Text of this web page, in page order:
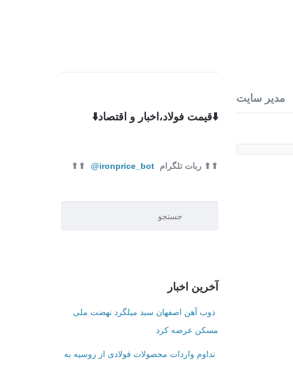
مدیر سایت
⬇️قیمت فولاد،اخبار و اقتصاد⬇️
⬆⬆ ربات تلگرام ironprice_bot@
⬆⬆
آخرین اخبار
ذوب آهن اصفهان سبد میلگرد نهضت ملی
مسکن عرضه کرد
تداوم واردات محصولات فولادی از روسیه به